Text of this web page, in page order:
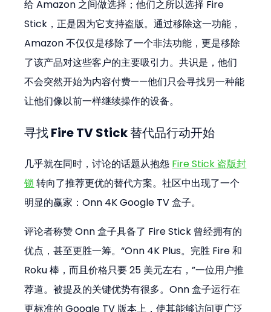
给 Amazon 之间做选择；他们之所以选择 Fire
Stick，正是因为它支持盗版。通过移除这一功能，
Amazon 不仅仅是移除了一个非法功能，更是移除
了该产品对这些客户的主要吸引力。共识是，他们
不会突然开始为内容付费——他们只会寻找另一种能
让他们像以前一样继续操作的设备。
寻找 Fire TV Stick 替代品行动开始
几乎就在同时，讨论的话题从抱怨 Fire Stick 盗版封
锁 转向了推荐更优的替代方案。社区中出现了一个
明显的赢家：Onn 4K Google TV 盒子。
评论者称赞 Onn 盒子具备了 Fire Stick 曾经拥有的
优点，甚至更胜一筹。“Onn 4K Plus。完胜 Fire 和
Roku 棒，而且价格只要 25 美元左右，”一位用户推
荐道。被提及的关键优势有很多。Onn 盒子运行在
更标准的 Google TV 版本上，使其能够访问更广泛